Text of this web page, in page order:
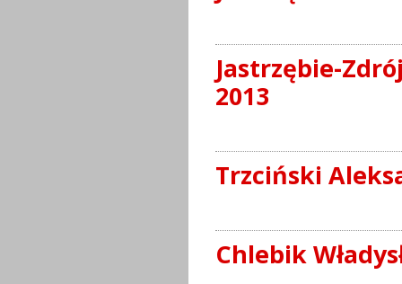
Jastrzębie-
2013
Trzciński
Chlebik